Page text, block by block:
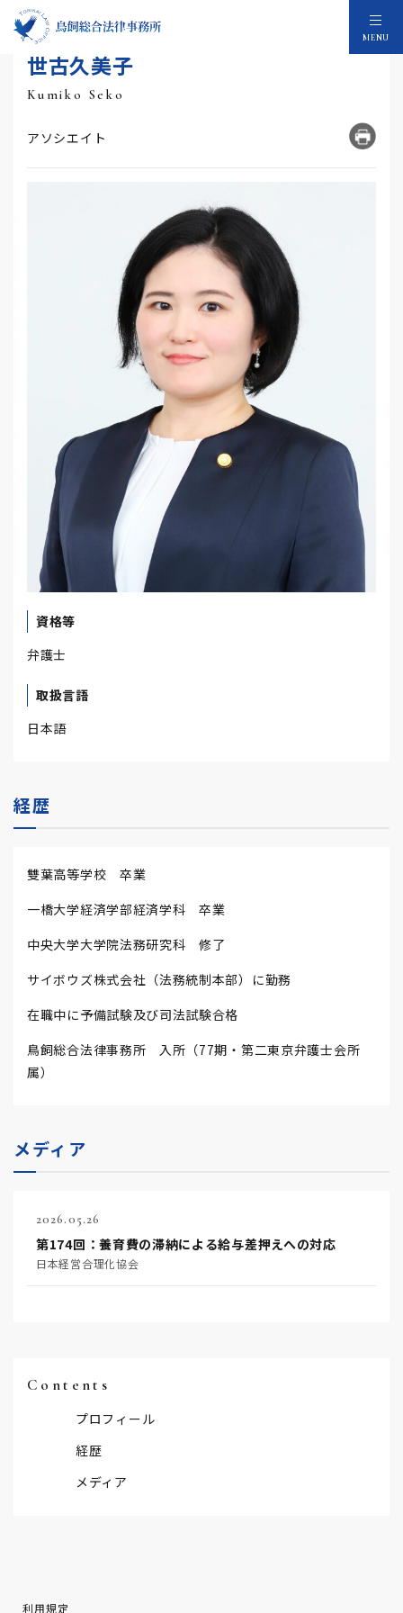
MENU
世古久美子
Kumiko Seko
アソシエイト
資格等
弁護士
取扱言語
日本語
経歴
雙葉高等学校 卒業
一橋大学経済学部経済学科 卒業
中央大学大学院法務研究科 修了
サイボウズ株式会社（法務統制本部）に勤務
在職中に予備試験及び司法試験合格
鳥飼総合法律事務所 入所（77期・第二東京弁護士会所
属）
メディア
2026.05.26
第174回：養育費の滞納による給与差押えへの対応
日本経営合理化協会
Contents
プロフィール
経歴
メディア
利用規定